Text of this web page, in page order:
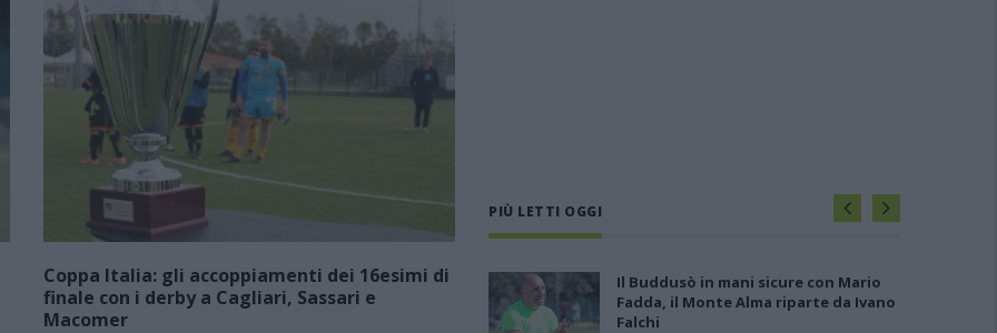
Coppa Italia: gli accoppiamenti dei 16esimi di
finale con i derby a Cagliari, Sassari e
Macomer
PIÙ LETTI OGGI
Il Buddusò in mani sicure con Mario
Fadda, il Monte Alma riparte da Ivano
Falchi